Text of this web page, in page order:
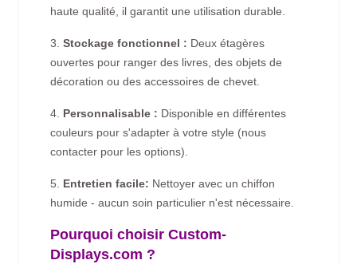
haute qualité, il garantit une utilisation durable.
3.Stockage fonctionnel : Deux étagères
ouvertes pour ranger des livres, des objets de
décoration ou des accessoires de chevet.
4. Personnalisable : Disponible en différentes
couleurs pour s'adapter à votre style (nous
contacter pour les options).
5. Entretien facile: Nettoyer avec un chiffon
humide - aucun soin particulier n'est nécessaire.
Pourquoi choisir Custom-
Displays.com ?